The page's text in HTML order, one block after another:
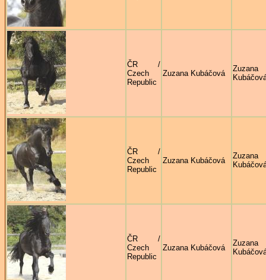
ČR /
Czech
Republic
Zuzana Kubáčová
Zuzana
ČR /
Czech
Republic
Zuzana Kubáčová
Zuzana
ČR /
Czech
Republic
Zuzana Kubáčová
Zuzana